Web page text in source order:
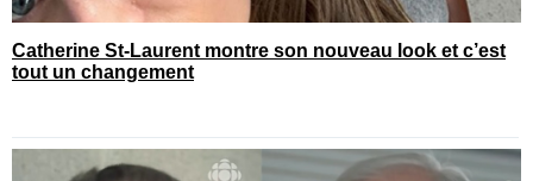
Catherine St-Laurent montre son nouveau look et c’est
tout un changement